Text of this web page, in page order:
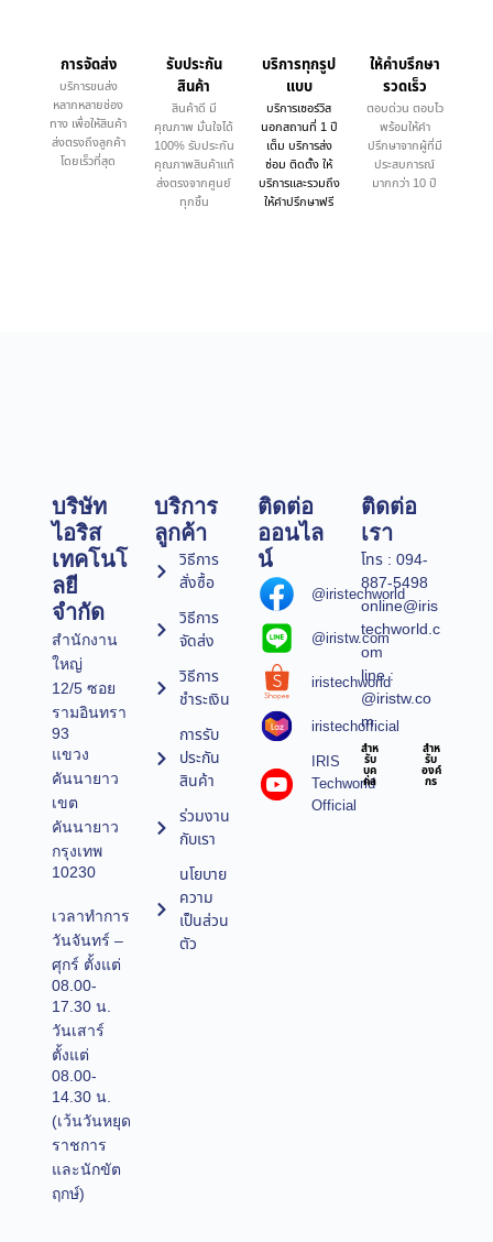
การจัดส่ง
บริการขนส่ง
หลากหลายช่อง
ทาง เพื่อให้สินค้า
ส่งตรงถึงลูกค้า
โดยเร็วที่สุด
รับประกัน
สินค้า
สินค้าดี มี
คุณภาพ มั่นใจได้
100% รับประกัน
คุณภาพสินค้าแท้
ส่งตรงจากศูนย์
ทุกชิ้น
บริการทุกรูป
แบบ
บริการเซอร์วิส
นอกสถานที่ 1 ปี
เต็ม บริการส่ง
ซ่อม ติดตั้ง ให้
บริการและรวมถึง
ให้คำปรึกษาฟรี
ให้คำบรึกษา
รวดเร็ว
ตอบด่วน ตอบไว
พร้อมให้คำ
ปรึกษาจากผู้ที่มี
ประสบการณ์
มากกว่า 10 ปี
บริษัท
ไอริส
เทคโนโ
ลยี
จำกัด
สำนักงาน
ใหญ่
12/5 ซอย
รามอินทรา
93
แขวง
คันนายาว
เขต
คันนายาว
กรุงเทพ
10230
เวลาทำการ
วันจันทร์ –
ศุกร์ ตั้งแต่
08.00-
17.30 น.
วันเสาร์
ตั้งแต่
08.00-
14.30 น.
(เว้นวันหยุด
ราชการ
และนักขัต
ฤกษ์)
บริการ
ลูกค้า
วิธีการ
สั่งซื้อ
วิธีการ
จัดส่ง
วิธีการ
ชำระเงิน
การรับ
ประกัน
สินค้า
ร่วมงาน
กับเรา
นโยบาย
ความ
เป็นส่วน
ตัว
ติดต่อ
ออนไล
น์
@iristechworld
@iristw.com
iristechworld
iristechofficial
IRIS
Techworld
Official
ติดต่อ
เรา
โทร : 094-
887-5498
online@iris
techworld.c
om
line :
@iristw.co
m
สำห
รับ
บุค
คล
สำห
รับ
องค์
กร